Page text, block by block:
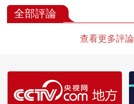
全部評論
查看更多評論